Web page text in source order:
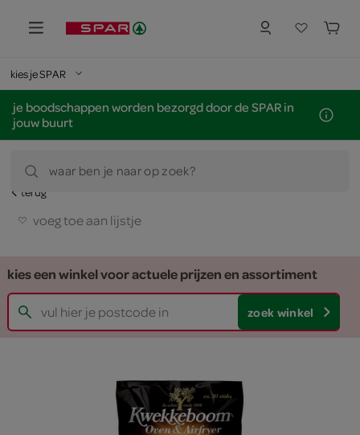
kies je SPAR
je boodschappen worden bezorgd door de SPAR in
jouw buurt
waar ben je naar op zoek?
terug
voeg toe aan lijstje
kies een winkel voor actuele prijzen en assortiment
zoek winkel